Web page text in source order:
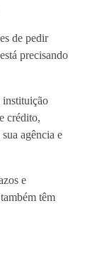
de pedir
precisando
instituição
crédito,
agência e
e
têm